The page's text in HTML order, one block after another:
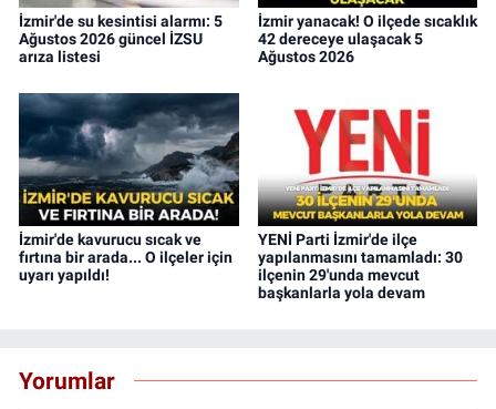
İzmir'de su kesintisi alarmı: 5
Ağustos 2026 güncel İZSU
arıza listesi
İzmir yanacak! O ilçede sıcaklık
42 dereceye ulaşacak 5
Ağustos 2026
İzmir'de kavurucu sıcak ve
fırtına bir arada... O ilçeler için
uyarı yapıldı!
YENİ Parti İzmir'de ilçe
yapılanmasını tamamladı: 30
ilçenin 29'unda mevcut
başkanlarla yola devam
Yorumlar